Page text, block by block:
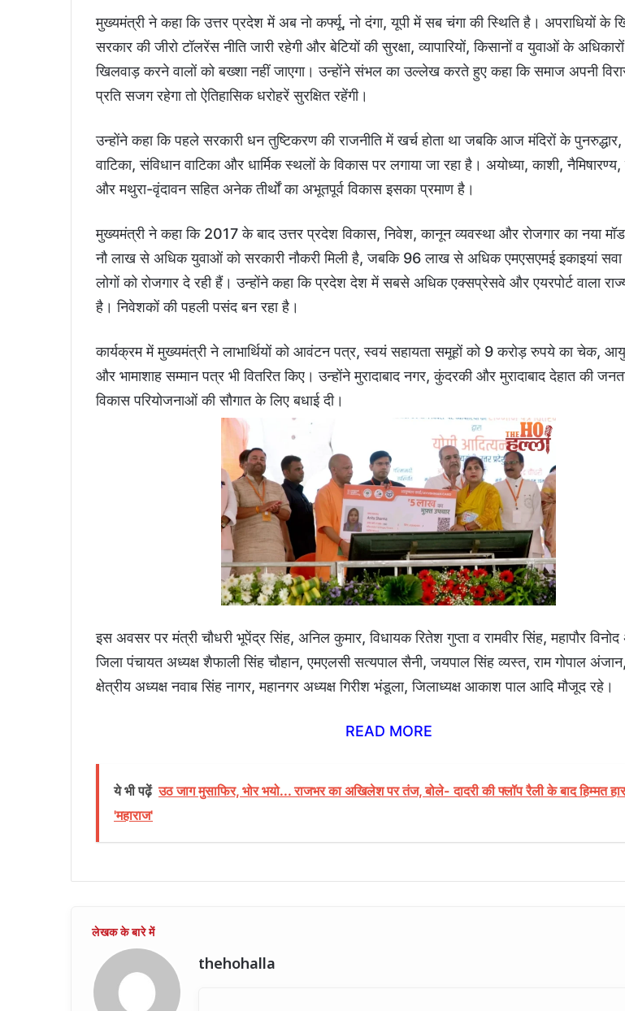
मुख्यमंत्री ने कहा कि उत्तर प्रदेश में अब नो कर्फ्यू, नो दंगा, यूपी में सब चंगा की स्थिति है। अपराधियों के
सरकार की जीरो टॉलरेंस नीति जारी रहेगी और बेटियों की सुरक्षा, व्यापारियों, किसानों व युवाओं के
खिलवाड़ करने वालों को बख्शा नहीं जाएगा। उन्होंने संभल का उल्लेख करते हुए कहा कि समाज अपनी
प्रति सजग रहेगा तो ऐतिहासिक धरोहरें सुरक्षित रहेंगी।
उन्होंने कहा कि पहले सरकारी धन तुष्टिकरण की राजनीति में खर्च होता था जबकि आज मंदिरों के पुनरुद्धार,
वाटिका, संविधान वाटिका और धार्मिक स्थलों के विकास पर लगाया जा रहा है। अयोध्या, काशी,
और मथुरा-वृंदावन सहित अनेक तीर्थों का अभूतपूर्व विकास इसका प्रमाण है।
मुख्यमंत्री ने कहा कि 2017 के बाद उत्तर प्रदेश विकास, निवेश, कानून व्यवस्था और रोजगार का नया
नौ लाख से अधिक युवाओं को सरकारी नौकरी मिली है, जबकि 96 लाख से अधिक एमएसएमई इकाइयां सवा
लोगों को रोजगार दे रही हैं। उन्होंने कहा कि प्रदेश देश में सबसे अधिक एक्सप्रेसवे और एयरपोर्ट वाला
है। निवेशकों की पहली पसंद बन रहा है।
कार्यक्रम में मुख्यमंत्री ने लाभार्थियों को आवंटन पत्र, स्वयं सहायता समूहों को 9 करोड़ रुपये का चेक,
और भामाशाह सम्मान पत्र भी वितरित किए। उन्होंने मुरादाबाद नगर, कुंदरकी और मुरादाबाद देहात की
विकास परियोजनाओं की सौगात के लिए बधाई दी।
इस अवसर पर मंत्री चौधरी भूपेंद्र सिंह, अनिल कुमार, विधायक रितेश गुप्ता व रामवीर सिंह, महापौर
जिला पंचायत अध्यक्ष शैफाली सिंह चौहान, एमएलसी सत्यपाल सैनी, जयपाल सिंह व्यस्त, राम गोपाल
क्षेत्रीय अध्यक्ष नवाब सिंह नागर, महानगर अध्यक्ष गिरीश भंडूला, जिलाध्यक्ष आकाश पाल आदि मौजूद रहे।
READ MORE
ये भी पढ़ें उठ जाग मुसाफिर, भोर भयो... राजभर का अखिलेश पर तंज, बोले- दादरी की फ्लॉप रैली के बाद हिम्मत
'महाराज'
thehohalla